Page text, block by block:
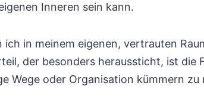
Inneren sein kann.
in meinem eigenen, vertrauten
der besonders heraussticht, ist die
Wege oder Organisation kümmern zu